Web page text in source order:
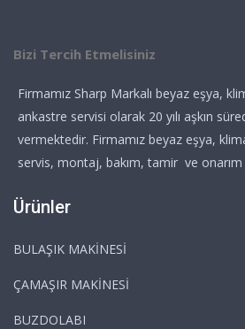
Bizi Tercih Etmelisiniz
Firmamız Sharp Markalı beyaz eşya,
ankastre servisi olarak 20 yılı aşkın
vermektedir. Firmamız beyaz eşya,
servis, montaj, bakım, tamir ve
Ürünler
BULAŞIK MAKİNESİ
ÇAMAŞIR MAKİNESİ
BUZDOLABI